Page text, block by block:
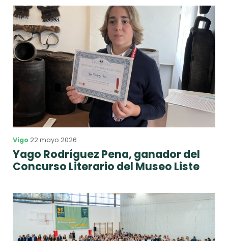
Vigo22 mayo 2026
Yago Rodríguez Pena, ganador del
Concurso Literario del Museo Liste